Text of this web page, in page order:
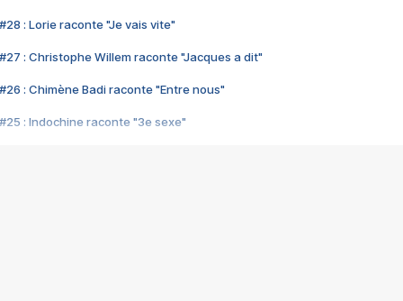
#28 : Lorie raconte "Je vais vite"
#27 : Christophe Willem raconte "Jacques a dit"
#26 : Chimène Badi raconte "Entre nous"
#25 : Indochine raconte "3e sexe"